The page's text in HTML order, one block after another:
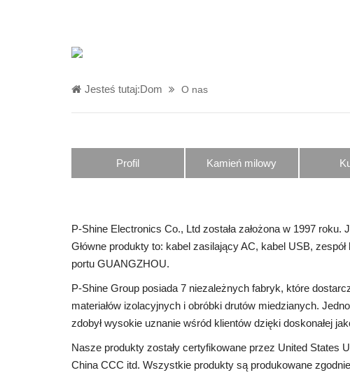
Jesteś tutaj:Dom O nas
Profil Kamień milowy
P-Shine Electronics Co., Ltd została założona w 1997
Główne produkty to: kabel zasilający AC, kabel USB,
portu GUANGZHOU.
P-Shine Group posiada 7 niezależnych fabryk, które
materiałów izolacyjnych i obróbki drutów miedzianych.
zdobył wysokie uznanie wśród klientów dzięki doskonałej
Nasze produkty zostały certyfikowane przez United States
China CCC itd. Wszystkie produkty są produkowane